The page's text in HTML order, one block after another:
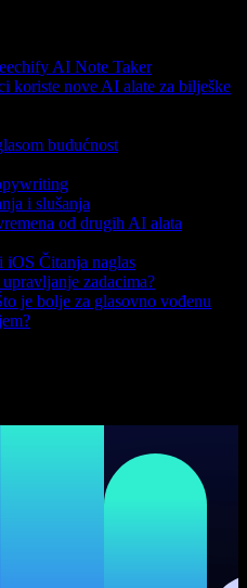
AI Note Taker
koriste nove AI alate za bilješke
budućnost
i slušanja
od drugih AI alata
iOS Čitanja naglas
zadacima?
je bolje za glasovno vođenu